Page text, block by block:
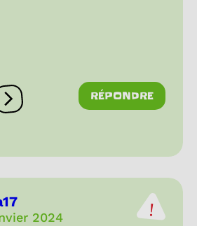
Ouvrir les réactions
RÉPONDRE
2024